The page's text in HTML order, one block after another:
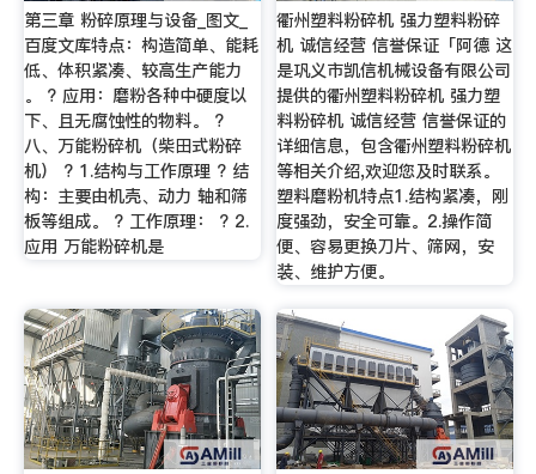
第三章 粉碎原理与设备_图文_
百度文库特点：构造简单、能耗
低、体积紧凑、较高生产能力
。 ? 应用：磨粉各种中硬度以
下、且无腐蚀性的物料。 ?
八、万能粉碎机（柴田式粉碎
机） ? 1.结构与工作原理 ? 结
构：主要由机壳、动力 轴和筛
板等组成。 ? 工作原理： ? 2.
应用 万能粉碎机是
衢州塑料粉碎机 强力塑料粉碎
机 诚信经营 信誉保证「阿德 这
是巩义市凯信机械设备有限公司
提供的衢州塑料粉碎机 强力塑
料粉碎机 诚信经营 信誉保证的
详细信息，包含衢州塑料粉碎机
等相关介绍,欢迎您及时联系。
塑料磨粉机特点1.结构紧凑，刚
度强劲，安全可靠。2.操作简
便、容易更换刀片、筛网，安
装、维护方便。